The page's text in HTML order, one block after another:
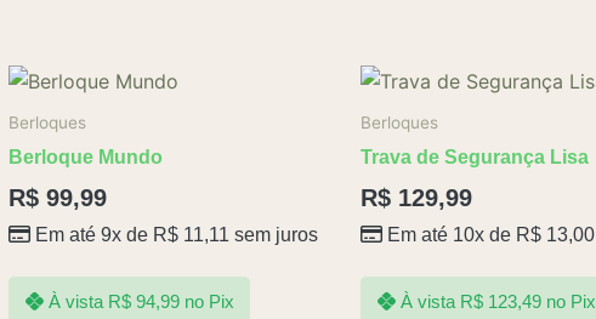
Berloques
Berloque Mundo
R$ 99,99
Em até 9x de R$ 11,11 sem juros
À vista R$94,99 no Pix
Berloques
Trava de Segurança Lisa
R$ 129,99
Em até 10x de R$ 13,00
À vista R$123,49 no Pix